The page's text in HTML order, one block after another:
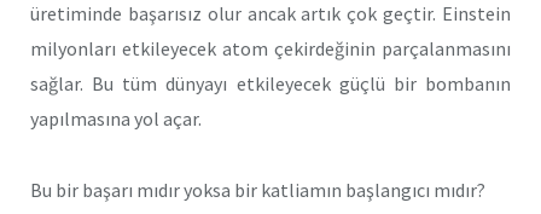
üretiminde başarısız olur ancak artık çok geçtir. Einstein
milyonları etkileyecek atom çekirdeğinin parçalanmasını
sağlar. Bu tüm dünyayı etkileyecek güçlü bir bombanın
yapılmasına yol açar.
Bu bir başarı mıdır yoksa bir katliamın başlangıcı mıdır?